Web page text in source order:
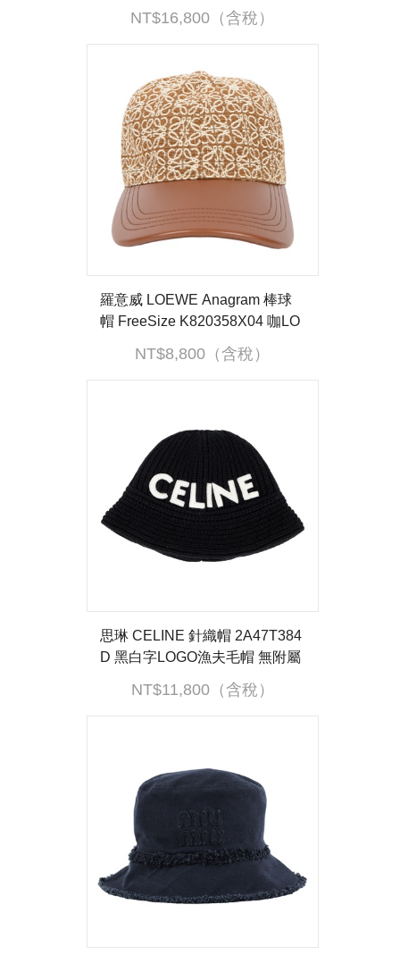
NT$16,800（含稅）
羅意威 LOEWE Anagram 棒球
帽 FreeSize K820358X04 咖LO
NT$8,800（含稅）
思琳 CELINE 針織帽 2A47T384
D 黑白字LOGO漁夫毛帽 無附屬
NT$11,800（含稅）